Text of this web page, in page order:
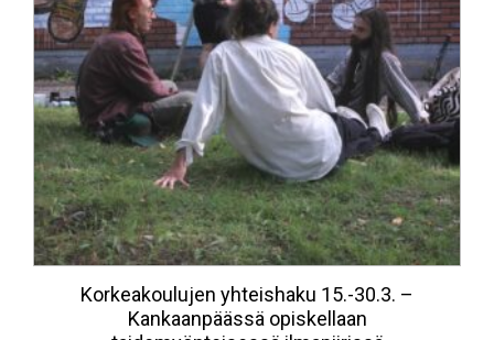
Korkeakoulujen yhteishaku 15.-30.3. –
Kankaanpäässä opiskellaan